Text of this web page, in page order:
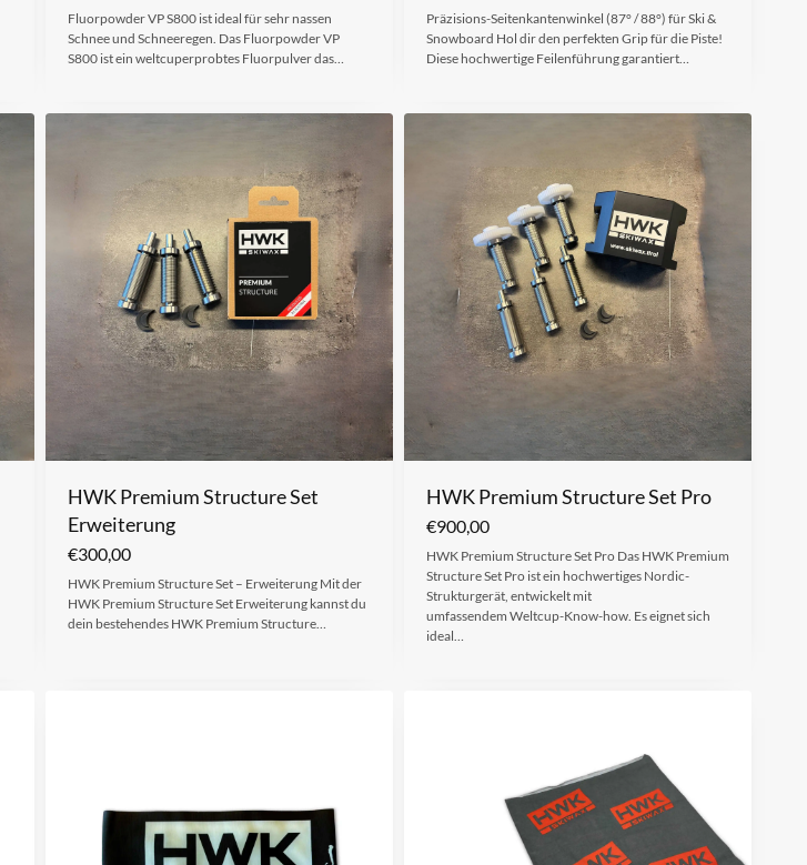
Fluorpowder VP S800 ist ideal für sehr nassen
Schnee und Schneeregen. Das Fluorpowder VP
S800 ist ein weltcuperprobtes Fluorpulver das…
Präzisions-Seitenkantenwinkel (87° / 88°) für Ski &
Snowboard Hol dir den perfekten Grip für die Piste!
Diese hochwertige Feilenführung garantiert…
HWK Premium Structure Set
Erweiterung
€300,00
HWK Premium Structure Set – Erweiterung Mit der
HWK Premium Structure Set Erweiterung kannst du
dein bestehendes HWK Premium Structure…
HWK Premium Structure Set Pro
€900,00
HWK Premium Structure Set Pro Das HWK Premium
Structure Set Pro ist ein hochwertiges Nordic-
Strukturgerät, entwickelt mit
umfassendem Weltcup-Know-how. Es eignet sich
ideal…